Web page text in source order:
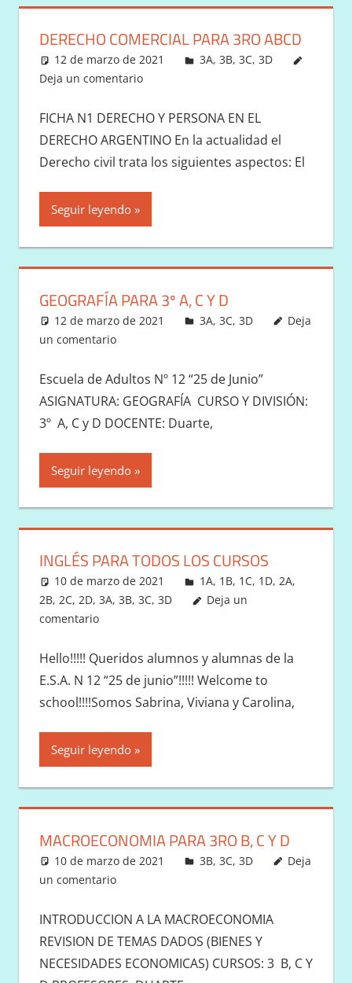
DERECHO COMERCIAL PARA 3RO ABCD
12 de marzo de 2021 Victor
3A, 3B, 3C, 3D
Deja un comentario
FICHA N1 DERECHO Y PERSONA EN EL
DERECHO ARGENTINO En la actualidad el
Derecho civil trata los siguientes aspectos: El
Seguir leyendo
GEOGRAFÍA PARA 3º A, C Y D
12 de marzo de 2021 Victor
3A, 3C, 3D
Deja
un comentario
Escuela de Adultos Nº 12 “25 de Junio”
ASIGNATURA: GEOGRAFÍA CURSO Y DIVISIÓN:
3º A, C y D DOCENTE: Duarte,
Seguir leyendo
INGLÉS PARA TODOS LOS CURSOS
10 de marzo de 2021 Victor
1A, 1B, 1C, 1D, 2A,
2B, 2C, 2D, 3A, 3B, 3C, 3D
Deja un
comentario
Hello!!!!! Queridos alumnos y alumnas de la
E.S.A. N 12 “25 de junio”!!!!! Welcome to
school!!!!Somos Sabrina, Viviana y Carolina,
Seguir leyendo
MACROECONOMIA PARA 3RO B, C Y D
10 de marzo de 2021 Victor
3B, 3C, 3D
Deja
un comentario
INTRODUCCION A LA MACROECONOMIA
REVISION DE TEMAS DADOS (BIENES Y
NECESIDADES ECONOMICAS) CURSOS: 3 B, C Y